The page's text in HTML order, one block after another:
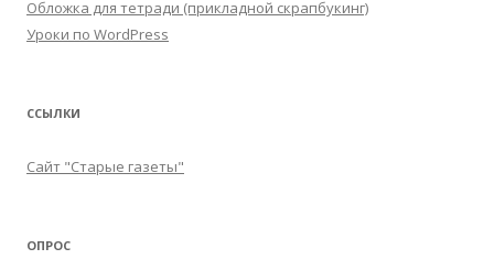
Обложка для тетради (прикладной скрапбукинг)
Уроки по WordPress
ССЫЛКИ
Сайт "Старые газеты"
ОПРОС